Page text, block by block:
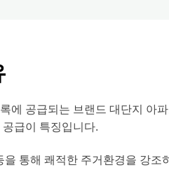
공급되는 브랜드 대단지 아
급이 특징입니다.
통해 쾌적한 주거환경을 강